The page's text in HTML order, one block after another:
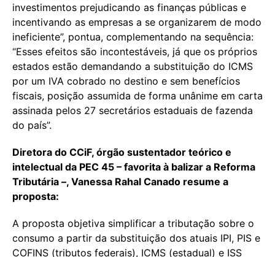
investimentos prejudicando as finanças públicas e
incentivando as empresas a se organizarem de modo
ineficiente”, pontua, complementando na sequência:
“Esses efeitos são incontestáveis, já que os próprios
estados estão demandando a substituição do ICMS
por um IVA cobrado no destino e sem benefícios
fiscais, posição assumida de forma unânime em carta
assinada pelos 27 secretários estaduais de fazenda
do país”.
Diretora do CCiF, órgão sustentador teórico e
intelectual da PEC 45 – favorita à balizar a Reforma
Tributária –, Vanessa Rahal Canado resume a
proposta:
A proposta objetiva simplificar a tributação sobre o
consumo a partir da substituição dos atuais IPI, PIS e
COFINS (tributos federais), ICMS (estadual) e ISS